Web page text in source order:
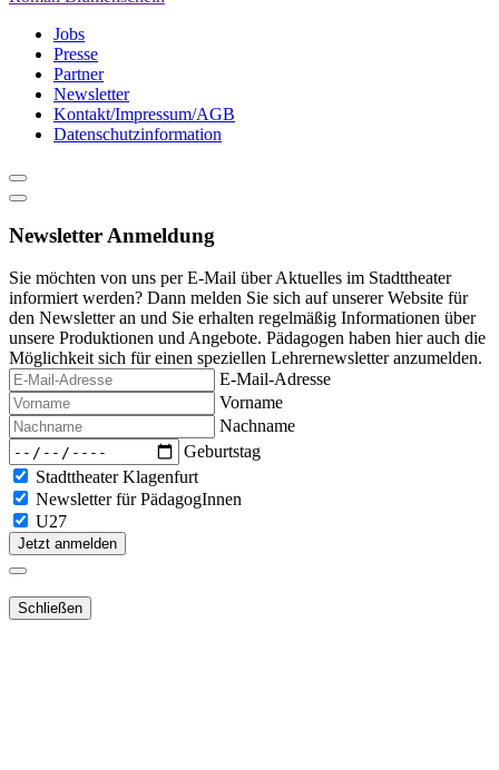
Jobs
Presse
Partner
Newsletter
Kontakt/Impressum/AGB
Datenschutzinformation
Newsletter Anmeldung
Sie möchten von uns per E-Mail über Aktuelles im Stadttheater
informiert werden? Dann melden Sie sich auf unserer Website für
den Newsletter an und Sie erhalten regelmäßig Informationen über
unsere Produktionen und Angebote. Pädagogen haben hier auch die
Möglichkeit sich für einen speziellen Lehrernewsletter anzumelden.
E-Mail-Adresse
Vorname
Nachname
Geburtstag
Stadttheater Klagenfurt
Newsletter für PädagogInnen
U27
Jetzt anmelden
Schließen